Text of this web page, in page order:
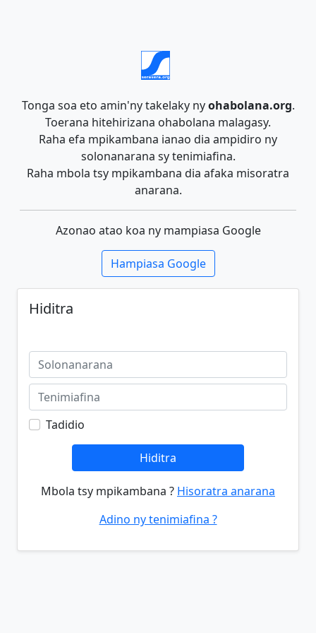
Tonga soa eto amin'ny takelaky nyohabolana.org.
Toerana hitehirizana ohabolana malagasy.
Raha efa mpikambana ianao dia ampidiro ny
solonanarana sy tenimiafina.
Raha mbola tsy mpikambana dia afaka misoratra
anarana.
Azonao atao koa ny mampiasa Google
Hampiasa Google
Hiditra
Tadidio
Hiditra
Mbola tsy mpikambana ? Hisoratra anarana
Adino ny tenimiafina ?